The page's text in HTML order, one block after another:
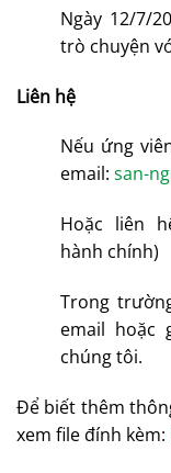
Ngày 12/7/
trò chuyện
Liên hệ
Nếu ứng
email: san-
Hoặc liên
hành chính)
Trong
email hoặc
chúng tôi.
Để biết thêm
xem file đính kèm: